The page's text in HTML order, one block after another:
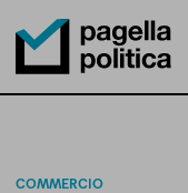
Pagella Politica Logo
COMMERCIO